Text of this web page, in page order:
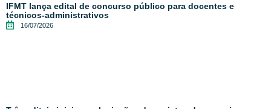
IFMT lança edital de concurso público para docentes e
técnicos-administrativos
16/07/2026